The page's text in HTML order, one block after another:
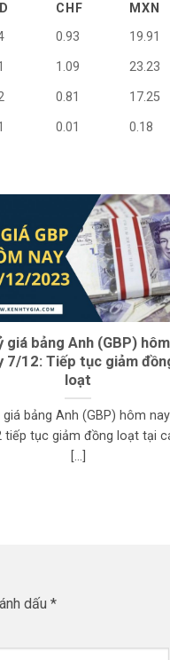
CHF
MXN
0.93
19.91
1.09
23.23
0.81
17.25
0.01 0.18
giá bảng Anh (GBP) hôm
7/12: Tiếp tục giảm
loạt
giá bảng Anh (GBP) hôm nay
tiếp tục giảm đồng loạt tại
[...]
dấu *